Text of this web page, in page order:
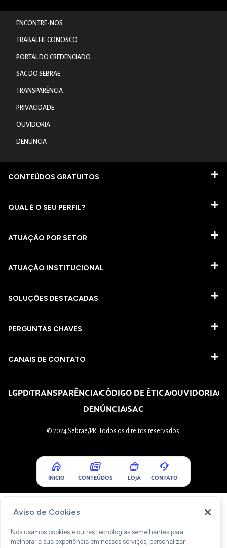
ENCONTRE-NOS
TRABALHE CONOSCO
PORTAL DO CREDENCIADO
SAC DO SEBRAE
TRANSPARÊNCIA
PRIVACIDADE
OUVIDORIA
DENUNCIA
CONTEÚDOS GRATUITOS
QUAL É O SEU PERFIL?
ATUAÇÃO POR SETOR
ATUAÇÃO INSTITUCIONAL
SOLUÇÕES DESTACADAS
PERGUNTAS CHAVES​
CANAIS DE CONTATO
LGPDTRANSPARÊNCIACÓDIGO DE ÉTICAOUVIDORIA
DENÚNCIASAC
© 2024 Sebrae/PR. Todos os direitos reservados.
INICIO CONTEÚDOS LOJA CONTATO
Aviso de Cookies
Nós usamos cookies e outras tecnologias semelhantes para
melhorar a sua experiência em nossos serviços, personalizar